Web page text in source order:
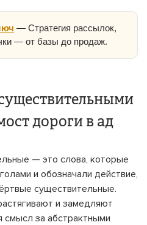
— Стратегия рассылок,
— от базы до продаж.
дороги в ад
— это слова, которые
и обозначали действие,
существительные.
и замедляют
смысл за абстрактными